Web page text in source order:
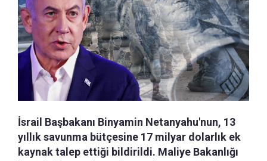
İsrail Başbakanı Binyamin Netanyahu'nun, 13
yıllık savunma bütçesine 17 milyar dolarlık ek
kaynak talep ettiği bildirildi. Maliye Bakanlığı